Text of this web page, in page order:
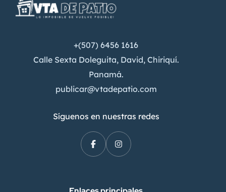
+(507) 6456 1616
Calle Sexta Doleguita, David, Chiriquí.
Panamá.
publicar@vtadepatio.com
Síguenos en nuestras redes